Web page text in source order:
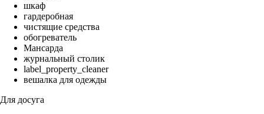
шкаф
гардеробная
чистящие средства
обогреватель
Мансарда
журнальный столик
label_property_cleaner
вешалка для одежды
Для досуга